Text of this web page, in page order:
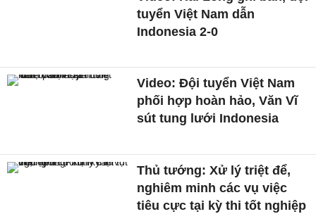
tuyển Việt Nam dẫn
Indonesia 2-0
Video: Đội tuyển Việt Nam
phối hợp hoàn hảo, Văn Vĩ
sút tung lưới Indonesia
Thủ tướng: Xử lý triệt để,
nghiêm minh các vụ việc
tiêu cực tại kỳ thi tốt nghiệp